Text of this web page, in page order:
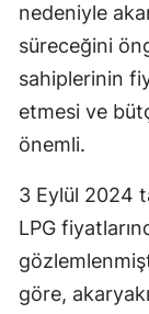
nedeniyle
süreceğini
sahiplerinin
etmesi ve
önemli.
3 Eylül 2024
LPG
göre,